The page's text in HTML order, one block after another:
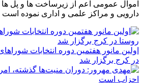
اموال عمومی اعم از زیرساخت ها و پل
دارویی و مراکز علمی و اداری نموده است
اولین مانور هفتمین دوره انتخابات
در کرج برگزار شد